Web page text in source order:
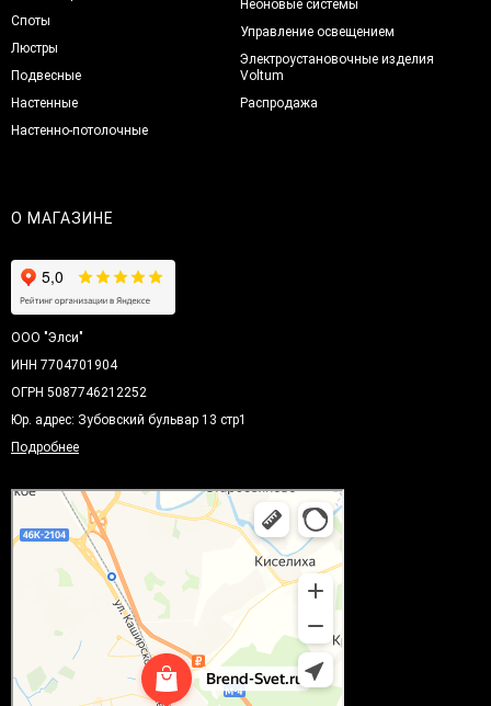
Споты
Люстры
Подвесные
Настенные
Настенно-потолочные
Неоновые системы
Управление освещением
Электроустановочные изделия
Voltum
Распродажа
О МАГАЗИНЕ
ООО "Элси"
ИНН 7704701904
ОГРН 5087746212252
Юр. адрес: Зубовский бульвар 13 стр1
Подробнее